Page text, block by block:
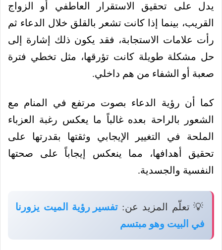
يدل على تحقيق الاستقرار العاطفي أو الزواج
القريب، بينما إذا كانت تشعر بالقلق خلال الدعاء ثم
رأت علامات الاستجابة، فقد يكون ذلك إشارة إلى
حل مشكلة طويلة كانت تؤرقها، مثل تخطي فترة
صعبة أو الشفاء من هم داخلي.
كما أن رؤية الدعاء بصوت مرتفع في المنام مع
الشعور بالراحة بعده غالباً ما يعكس رغبة العزباء
الملحة في التغيير الإيجابي وثقتها بقدرتها على
تحقيق أهدافها، مما ينعكس إيجاباً على صحتها
النفسية والجسدية.
💡 تعلّم المزيد عن: تفسير رؤية الميت يزورنا
في البيت وهو مبتسم